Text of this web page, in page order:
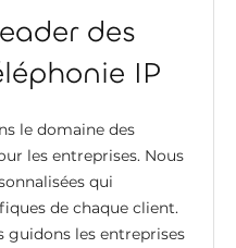
des
IP
le domaine des
les entreprises. Nous
qui
de chaque client.
guidons les entreprises